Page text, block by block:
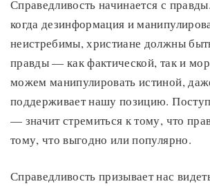
Справедливость начинается с
когда дезинформация и
неистребимы, христиане должны
правды — как фактической, так и
можем манипулировать истиной,
поддерживает нашу позицию.
— значит стремиться к тому, что
тому, что выгодно или популярно.
Справедливость призывает нас